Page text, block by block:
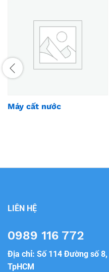
Máy cất nước
LIÊN HỆ
0989 116 772
Địa chỉ: Số 114 Đường số
TpHCM